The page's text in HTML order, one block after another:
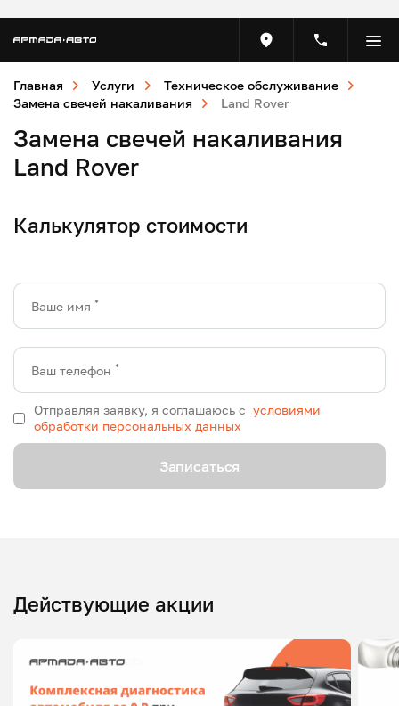
Главная Услуги
Техническое обслуживание
Замена свечей накаливания
Land Rover
Замена свечей накаливания
Land Rover
Калькулятор стоимости
Ваше имя *
Ваш телефон *
Записаться
Отправляя заявку, я соглашаюсь с условиями
обработки персональных данных
Действующие акции